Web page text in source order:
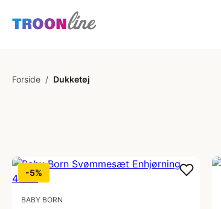
Forside / Dukketøj
-5%
BABY BORN